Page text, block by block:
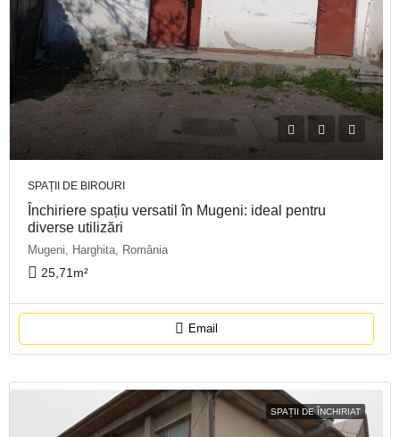
SPAȚII DE BIROURI
Închiriere spațiu versatil în Mugeni: ideal pentru
diverse utilizări
Mugeni, Harghita, România
25,71 m²
Email
SPAȚII DE ÎNCHIRIAT